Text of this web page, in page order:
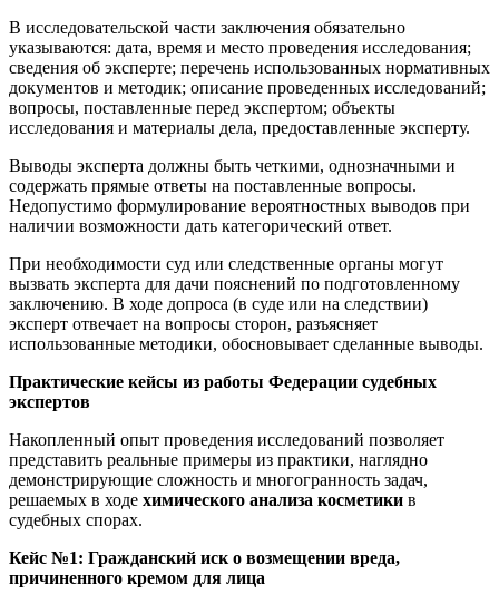
В исследовательской части заключения обязательно
указываются: дата, время и место проведения исследования;
сведения об эксперте; перечень использованных нормативных
документов и методик; описание проведенных исследований;
вопросы, поставленные перед экспертом; объекты
исследования и материалы дела, предоставленные эксперту.
Выводы эксперта должны быть четкими, однозначными и
содержать прямые ответы на поставленные вопросы.
Недопустимо формулирование вероятностных выводов при
наличии возможности дать категорический ответ.
При необходимости суд или следственные органы могут
вызвать эксперта для дачи пояснений по подготовленному
заключению. В ходе допроса (в суде или на следствии)
эксперт отвечает на вопросы сторон, разъясняет
использованные методики, обосновывает сделанные выводы.
Практические кейсы из работы Федерации судебных
экспертов
Накопленный опыт проведения исследований позволяет
представить реальные примеры из практики, наглядно
демонстрирующие сложность и многогранность задач,
решаемых в ходе химического анализа косметики в
судебных спорах.
Кейс №1: Гражданский иск о возмещении вреда,
причиненного кремом для лица